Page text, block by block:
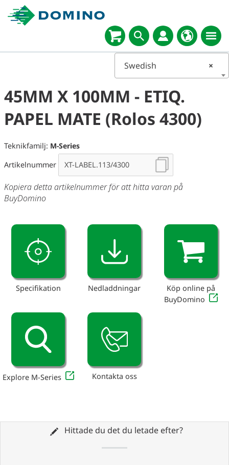
×
Swedish
45MM X 100MM - ETIQ.
PAPEL MATE (Rolos 4300)
Teknikfamilj: M-Series
Artikelnummer
Kopiera detta artikelnummer för att hitta varan på
BuyDomino
Specifikation Nedladdningar
Köp online på
BuyDomino
Explore M-Series Kontakta oss
Hittade du det du letade efter?